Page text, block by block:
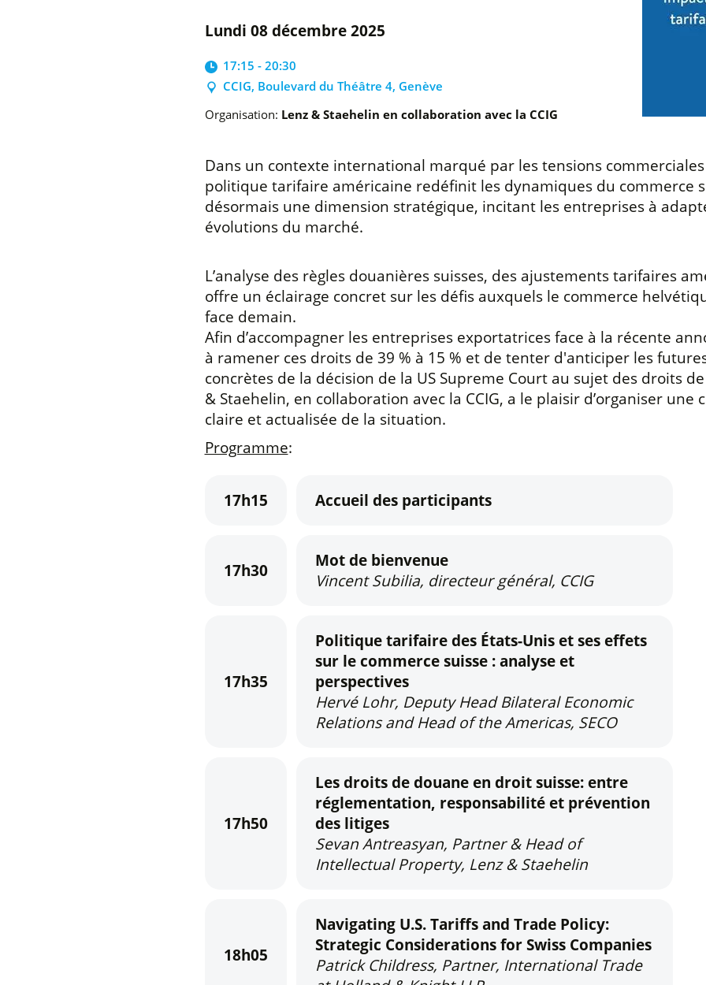
lundi 08 décembre 2025
17:15 - 20:30
CCIG, Boulevard du Théâtre 4, Genève
Organisation: Lenz & Staehelin en collaboration avec la CCIG
Dans un contexte international marqué par les tensions
politique tarifaire américaine redéfinit les dynamiques du commerce
désormais une dimension stratégique, incitant les entreprises à
évolutions du marché.
L’analyse des règles douanières suisses, des ajustements tarifaires
offre un éclairage concret sur les défis auxquels le commerce
face demain.
Afin d’accompagner les entreprises exportatrices face à la récente
à ramener ces droits de 39 % à 15 % et de tenter d'anticiper les
concrètes de la décision de la US Supreme Court au sujet des droits
& Staehelin, en collaboration avec la CCIG, a le plaisir d’organiser
claire et actualisée de la situation.
Programme:
17h15 Accueil des participants
17h30
Mot de bienvenue
Vincent Subilia, directeur général, CCIG
17h35
Politique tarifaire des États-Unis et ses effets
sur le commerce suisse : analyse et
perspectives
Hervé Lohr, Deputy Head Bilateral Economic
Relations and Head of the Americas, SECO
17h50
Les droits de douane en droit suisse: entre
réglementation, responsabilité et prévention
des litiges
Sevan Antreasyan, Partner & Head of
Intellectual Property, Lenz & Staehelin
18h05
Navigating U.S. Tariffs and Trade Policy:
Strategic Considerations for Swiss Companies
Patrick Childress, Partner, International Trade